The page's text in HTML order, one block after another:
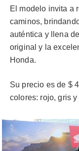
El modelo invita a
caminos,
auténtica y llena
original y la
Honda.
Su precio es de $
colores: rojo, gris y